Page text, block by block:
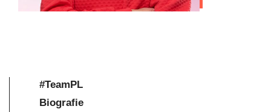
#TeamPL
Biografie